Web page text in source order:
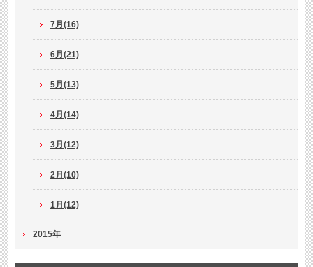
7月(16)
6月(21)
5月(13)
4月(14)
3月(12)
2月(10)
1月(12)
2015年